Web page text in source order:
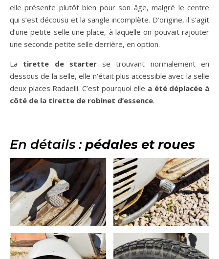
elle présente plutôt bien pour son âge, malgré le centre
qui s’est décousu et la sangle incomplète. D’origine, il s’agit
d’une petite selle une place, à laquelle on pouvait rajouter
une seconde petite selle derrière, en option.
La tirette de starter se trouvant normalement en
dessous de la selle, elle n’était plus accessible avec la selle
deux places Radaelli. C’est pourquoi elle a été déplacée à
côté de la tirette de robinet d’essence.
En détails :pédales et roues